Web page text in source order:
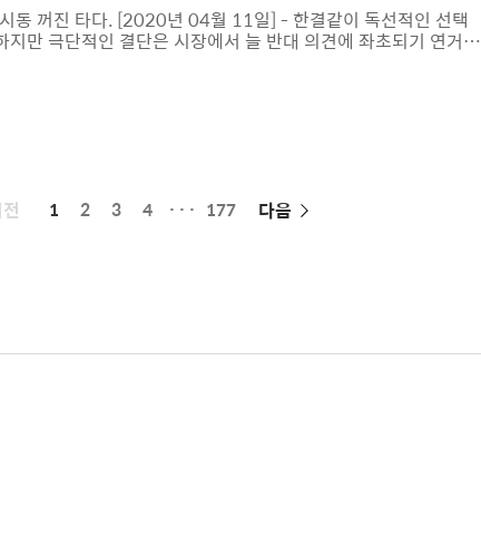
동 꺼진 타다. [2020년 04월 11일] - 한결같이 독선적인 선택
만 극단적인 결단은 시장에서 늘 반대 의견에 좌초되기 연거푸
가 안 되었다며 탓에 열을 올렸습니다. 분명 편했다는 건 인정
하게. 하지만 그건 젊은 사람들 의견이고 나이 든 사람은 좀 다
페
1 2 3 4 ··· 177 다음